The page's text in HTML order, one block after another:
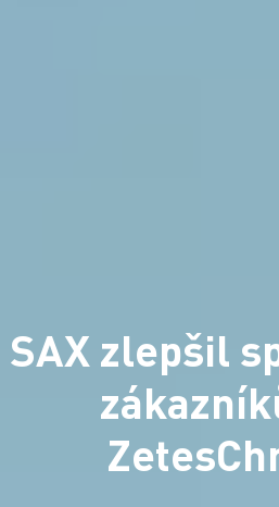
SAX zlepšil